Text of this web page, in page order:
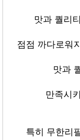
맛과 퀄리
점점 까다로워
맛과
만족시
특히 무한리